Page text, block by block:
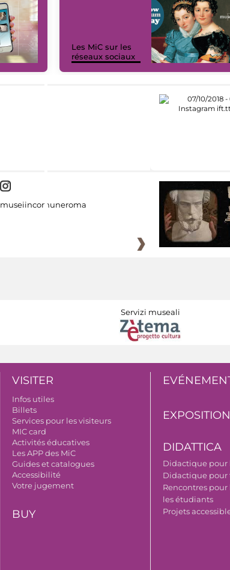
Les MiC sur les
réseaux sociaux
museiincomuneroma
Servizi museali
VISITER
Infos utiles
Billets
Services pour les visiteurs
MIC card
Activités éducatives
Les APP des MiC
Guides et catalogues
Accessibilité
Votre jugement
BUY
DIDATTICA
Didactique pour
Didactique pour
Rencontres
les étudiants
Projets